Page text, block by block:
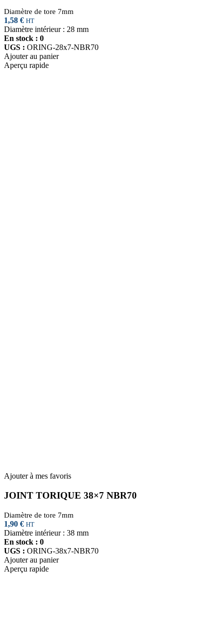
Diamètre de tore 7mm
1,58 € HT
Diamètre intérieur : 28 mm
En stock : 0
UGS : ORING-28x7-NBR70
Ajouter au panier
Aperçu rapide
Ajouter à mes favoris
JOINT TORIQUE 38×7 NBR70
Diamètre de tore 7mm
1,90 € HT
Diamètre intérieur : 38 mm
En stock : 0
UGS : ORING-38x7-NBR70
Ajouter au panier
Aperçu rapide